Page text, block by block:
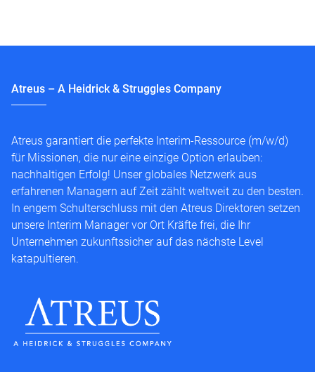
Atreus – A Heidrick & Struggles Company
Atreus garantiert die perfekte Interim-Ressource (m/w/d)
für Missionen, die nur eine einzige Option erlauben:
nachhaltigen Erfolg! Unser globales Netzwerk aus
erfahrenen Managern auf Zeit zählt weltweit zu den besten.
In engem Schulterschluss mit den Atreus Direktoren setzen
unsere Interim Manager vor Ort Kräfte frei, die Ihr
Unternehmen zukunftssicher auf das nächste Level
katapultieren.